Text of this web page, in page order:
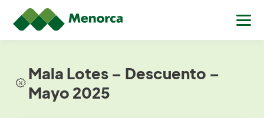
Mala Lotes – Descuento –
Mayo 2025